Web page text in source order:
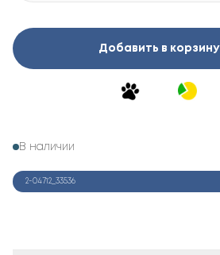
Добавить в корзину
В наличии
2-04712_33536